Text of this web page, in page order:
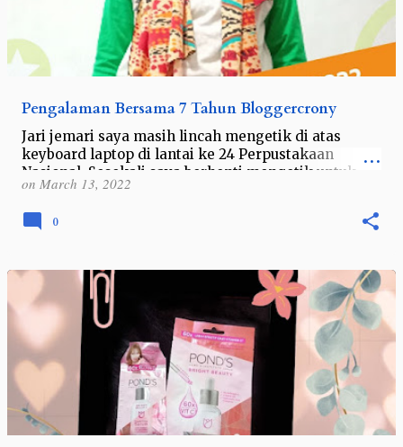
Pengalaman Bersama 7 Tahun Bloggercrony
Jari jemari saya masih lincah mengetik di atas
keyboard laptop di lantai ke 24 Perpustakaan
Nasional. Sesekali saya berhenti mengetik untuk
sekedar membaca hasil ketikan dan menge…
on March 13, 2022
0